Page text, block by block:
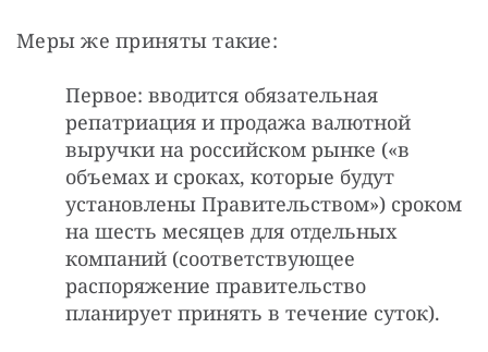
Меры же приняты такие:
Первое: вводится обязательная
репатриация и продажа валютной
выручки на российском рынке («в
объемах и сроках, которые будут
установлены Правительством») сроком
на шесть месяцев для отдельных
компаний (соответствующее
распоряжение правительство
планирует принять в течение суток).